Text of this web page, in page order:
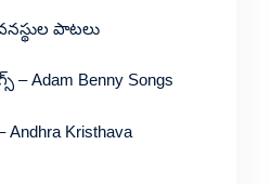
పాటలు
Adam Benny Songs
Andhra Kristhava